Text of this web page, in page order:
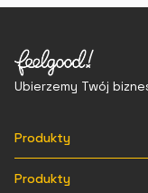
Ubierzemy Twój
Produkty
Produkty